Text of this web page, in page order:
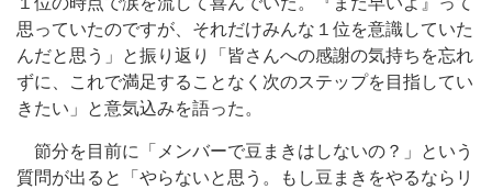
思っていたのですが、それだけみんな１位を意識していた
んだと思う」と振り返り「皆さんへの感謝の気持ちを忘れ
ずに、これで満足することなく次のステップを目指してい
きたい」と意気込みを語った。
節分を目前に「メンバーで豆まきはしないの？」という
質問が出ると「やらないと思う。もし豆まきをやるならリ